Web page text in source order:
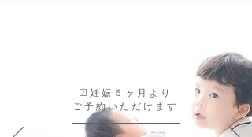
☑︎妊娠５ヶ月より
ご予約いただけます